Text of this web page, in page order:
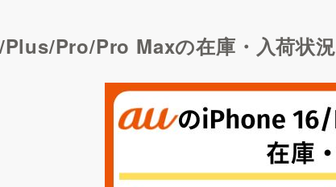
Pro/Pro Maxの在庫・入荷状況